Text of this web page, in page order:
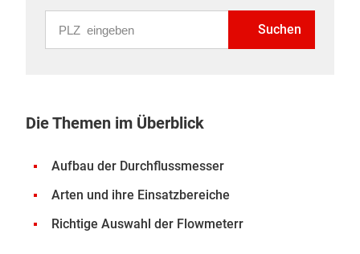
Suchen
Die Themen im Überblick
Aufbau der Durchflussmesser
Arten und ihre Einsatzbereiche
Richtige Auswahl der Flowmeterr